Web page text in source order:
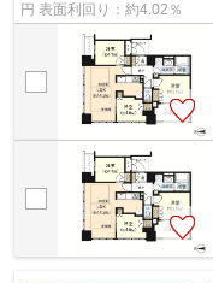
円 表面利回り：約4.02％